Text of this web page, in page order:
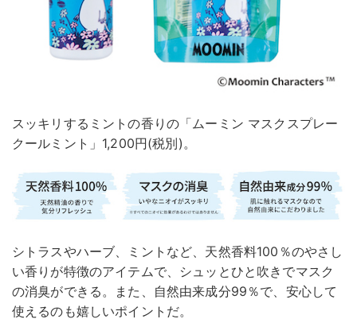
スッキリするミントの香りの「ムーミン マスクスプレー
クールミント」1,200円(税別)。
シトラスやハーブ、ミントなど、天然香料100％のやさし
い香りが特徴のアイテムで、シュッとひと吹きでマスク
の消臭ができる。また、自然由来成分99％で、安心して
使えるのも嬉しいポイントだ。